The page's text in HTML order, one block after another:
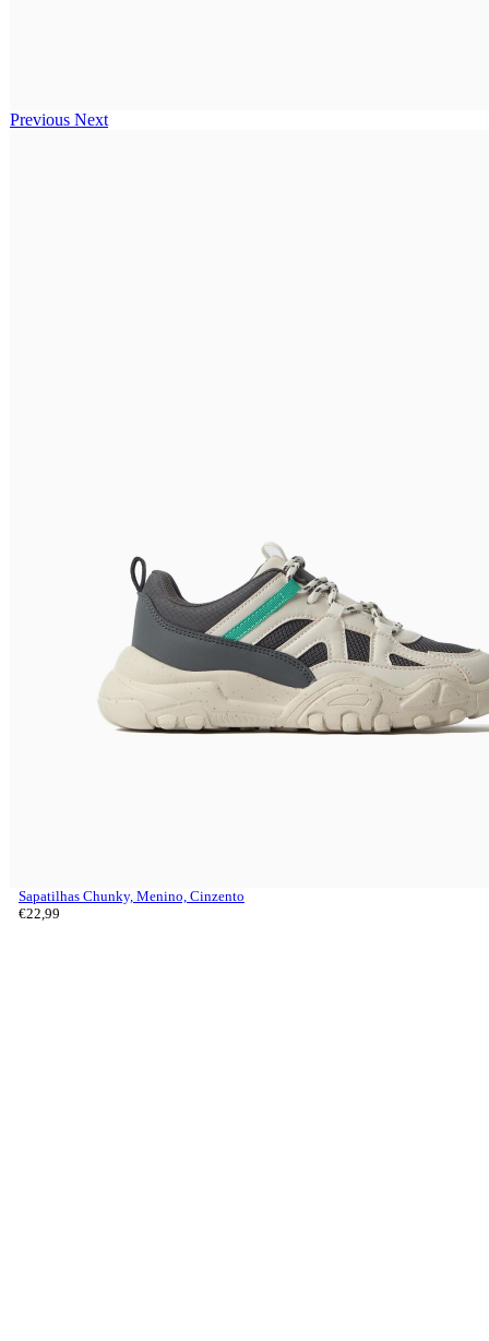
Previous Next
Sapatilhas Chunky, Menino, Cinzento
€22, 99